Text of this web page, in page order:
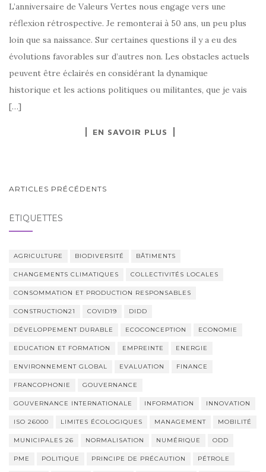
L’anniversaire de Valeurs Vertes nous engage vers une
réflexion rétrospective. Je remonterai à 50 ans, un peu plus
loin que sa naissance. Sur certaines questions il y a eu des
évolutions favorables sur d’autres non. Les obstacles actuels
peuvent être éclairés en considérant la dynamique
historique et les actions politiques ou militantes, que je vais
[…]
EN SAVOIR PLUS
NAVIGATION
SEIN
ARTICLES
ARTICLES PRÉCÉDENTS
ÉTIQUETTES
AGRICULTURE BIODIVERSITÉ BÂTIMENTS
CHANGEMENTS CLIMATIQUES COLLECTIVITÉS LOCALES
CONSOMMATION ET PRODUCTION RESPONSABLES
CONSTRUCTION21 COVID19 DIDD
DÉVELOPPEMENT DURABLE ECOCONCEPTION ECONOMIE
EDUCATION ET FORMATION EMPREINTE ENERGIE
ENVIRONNEMENT GLOBAL EVALUATION FINANCE
FRANCOPHONIE GOUVERNANCE
GOUVERNANCE INTERNATIONALE INFORMATION INNOVATION
ISO 26000 LIMITES ÉCOLOGIQUES MANAGEMENT MOBILITÉ
MUNICIPALES 26 NORMALISATION NUMÉRIQUE ODD
PME POLITIQUE PRINCIPE DE PRÉCAUTION PÉTROLE